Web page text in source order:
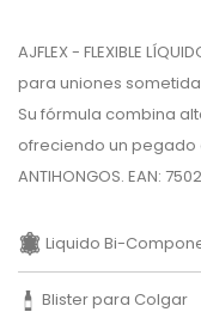
AJFLEX - FLEXIBLE
para uniones
Su fórmula combina
ofreciendo un
ANTIHONGOS. EAN:
Liquido Bi-
Blister para Colgar